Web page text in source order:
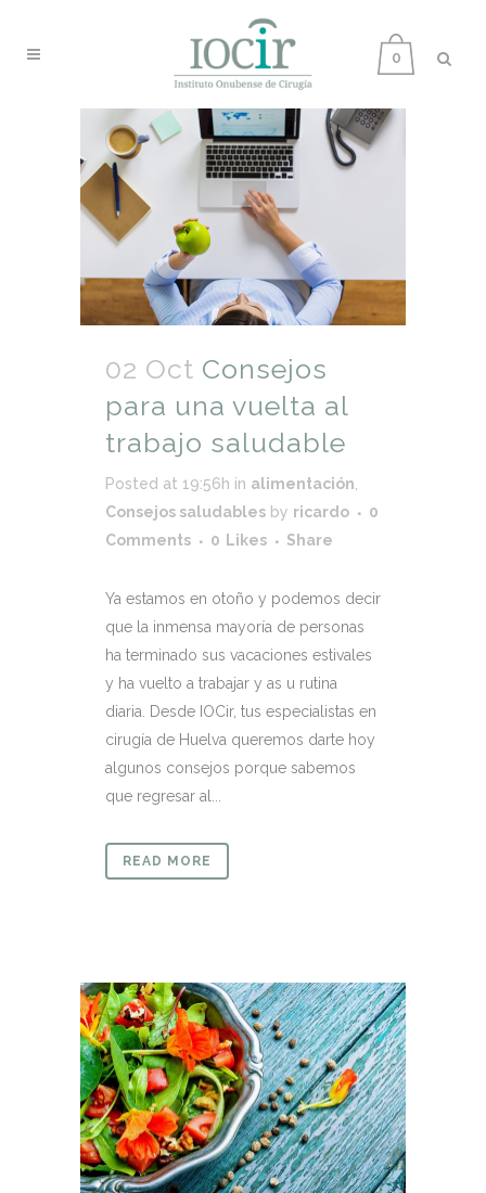
0
02 Oct Consejos
para una vuelta al
trabajo saludable
Posted at 19:56h in alimentación
Consejos saludables by ricardo
0
Comments
0 Likes Share
Ya estamos en otoño y podemos decir
que la inmensa mayoría de personas
ha terminado sus vacaciones estivales
y ha vuelto a trabajar y as u rutina
diaria. Desde IOCir, tus especialistas en
cirugía de Huelva queremos darte hoy
algunos consejos porque sabemos
que regresar al...
READ MORE